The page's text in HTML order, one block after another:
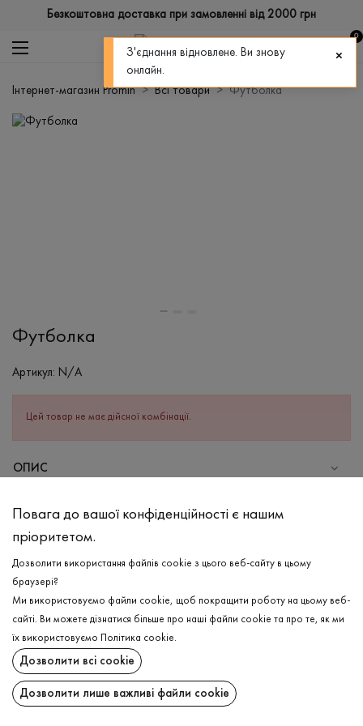
Безкоштовна доставка при замовленні від 2000 грн
0
Інтернет-магазин Promin Всі товари Футболка
Футболка
Артикул: N/A
Цей товар не має дійсної комбінації.
ОПИС
Бавовна - 95%, Еластан - 5%
Прання в холодній воді (до 30 ° C)
Відбілювання заборонено
Прасувати при середній температурі
Щадний віджим і сушка
Щадна хімчистка
ДОСТАВКА
ПОВЕРНЕННЯ
Повага до вашої конфіденційності є нашим
пріоритетом.
Дозволити використання файлів cookie з цього веб-сайту в цьому
браузері?
Ми використовуємо файли cookie, щоб покращити роботу на цьому веб-
сайті. Ви можете дізнатися більше про наші файли cookie та про те, як ми
їх використовуємо
Політика cookie.
Дозволити всі cookie
Дозволити лише важливі файли cookie
З'єднання відновлене. Ви знову
онлайн.